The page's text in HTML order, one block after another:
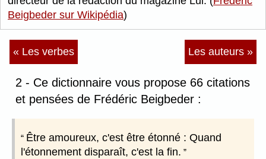
Beigbeder sur Wikipédia)
« Les verbes Les auteurs »
2 - Ce dictionnaire vous propose 66 citations
et pensées de Frédéric Beigbeder :
Être amoureux, c'est être étonné : Quand
l'étonnement disparaît, c'est la fin.